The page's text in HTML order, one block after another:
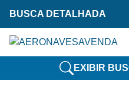
BUSCA DETALHADA
EXIBIR